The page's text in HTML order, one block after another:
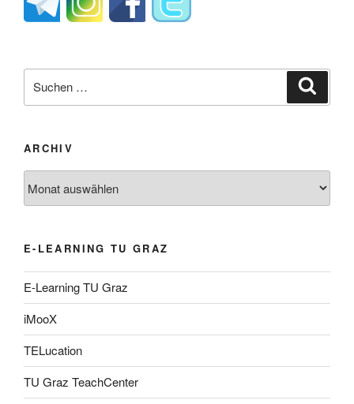
nach:
ARCHIV
E-LEARNING TU GRAZ
E-Learning TU Graz
iMooX
TELucation
TU Graz TeachCenter